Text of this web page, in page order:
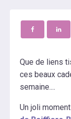
Que de liens
ces beaux
semaine....
Un joli